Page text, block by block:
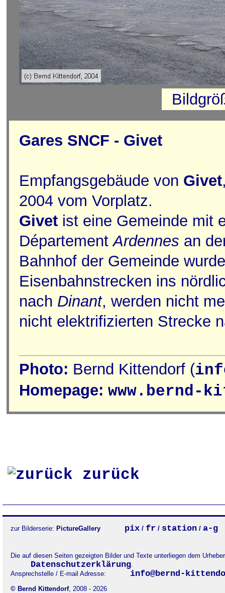
Gares SNCF - Givet
Empfangsgebäude von Givet
2004 vom Vorplatz.
Givet ist eine Gemeinde mit
DépartementArdennes an
Bahnhof der Gemeinde
Eisenbahnstrecken ins
nach Dinant, werden nicht
nicht elektrifizierten Strecke
Photo: Bernd Kittendorf (
Homepage: www.bernd-
zurück
zur Bilderserie: PictureGallery pix / fr / station / a-g
Die auf diesen Seiten gezeigten Bilder und Texte unterliegen dem
Datenschutzerklärung.
Ansprechstelle / E-mail Adresse:
info@bernd-
© Bernd Kittendorf, 2008 - 2026